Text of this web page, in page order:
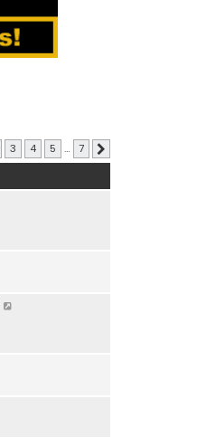
73 4 5 … 7